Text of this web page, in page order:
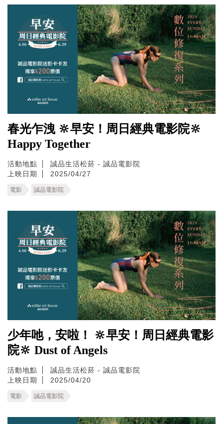
春光乍洩 🔆早安！周日經典電影院🔆
Happy Together
活動地點
誠品生活松菸 - 誠品電影院
上映日期
2025/04/27
電影 誠品電影院
少年吔，安啦！ 🔆早安！周日經典電影
院🔆 Dust of Angels
活動地點
誠品生活松菸 - 誠品電影院
上映日期
2025/04/20
電影 誠品電影院